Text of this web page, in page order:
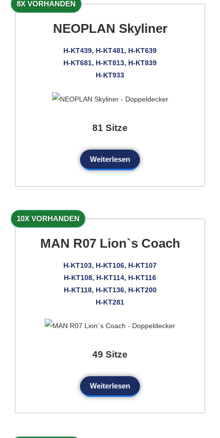
8X VORHANDEN
NEOPLAN Skyliner
H-KT439, H-KT481, H-KT639
H-KT681, H-KT813, H-KT839
H-KT933
81 Sitze
Weiterlesen
10X VORHANDEN
MAN R07 Lion`s Coach
H-KT103, H-KT106, H-KT107
H-KT108, H-KT114, H-KT116
H-KT118, H-KT136, H-KT200
H-KT281
49 Sitze
Weiterlesen